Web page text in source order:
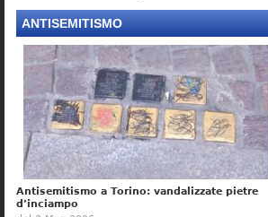
ANTISEMITISMO
Antisemitismo a Torino: vandalizzate pietre
d’inciampo